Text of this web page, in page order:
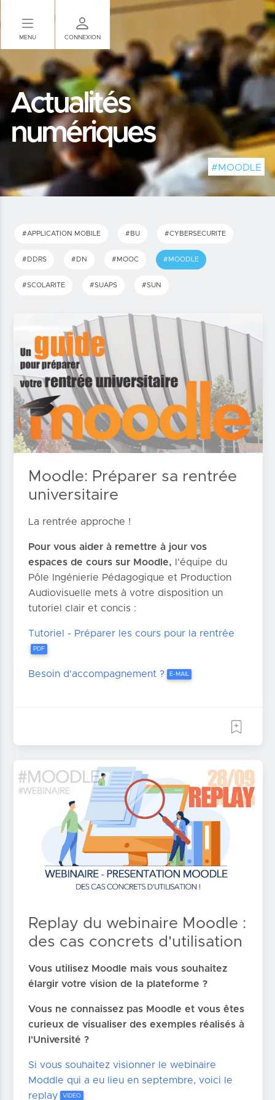
MENU CONNEXION
Actualités
numériques
#MOODLE
#APPLICATION MOBILE #BU #CYBERSECURITE
#DDRS #DN #MOOC #MOODLE
#SCOLARITE #SUAPS #SUN
Moodle: Préparer sa rentrée
universitaire
La rentrée approche !
Pour vous aider à remettre à jour vos
espaces de cours sur Moodle,
l'équipe du
Pôle Ingénierie Pédagogique et Production
Audiovisuelle mets à votre disposition un
tutoriel clair et concis :
Tutoriel - Préparer les cours pour la rentrée
PDF
Besoin d'accompagnement ? E-MAIL
Replay du webinaire Moodle :
des cas concrets d'utilisation
Vous utilisez Moodle mais vous souhaitez
élargir votre vision de la plateforme ?
Vous ne connaissez pas Moodle et vous êtes
curieux de visualiser des exemples réalisés à
l'Université ?
Si vous souhaitez visionner le webinaire
Moddle qui a eu lieu en septembre, voici le
replay
VIDEO
Panneau de gestion des cookies